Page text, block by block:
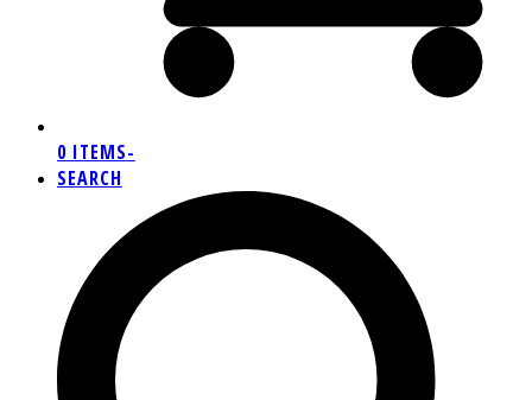
0 ITEMS-
SEARCH